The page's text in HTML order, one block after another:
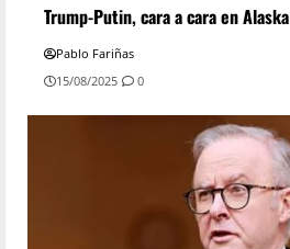
Trump-Putin, cara a cara en Alaska
Pablo Fariñas
15/08/2025
0